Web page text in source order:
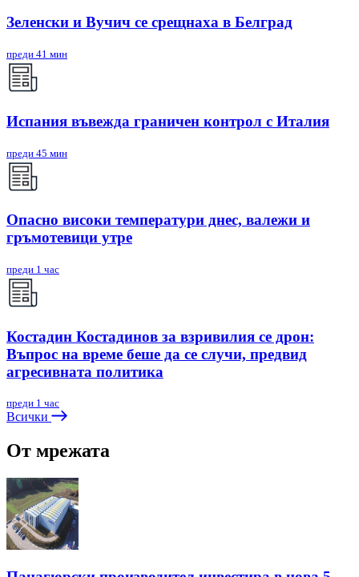
Зеленски и Вучич се срещнаха в Белград
преди 41 мин
Испания въвежда граничен контрол с Италия
преди 45 мин
Опасно високи температури днес, валежи и
гръмотевици утре
преди 1 час
Костадин Костадинов за взривилия се дрон:
Въпрос на време беше да се случи, предвид
агресивната политика
преди 1 час
Всички
От мрежата